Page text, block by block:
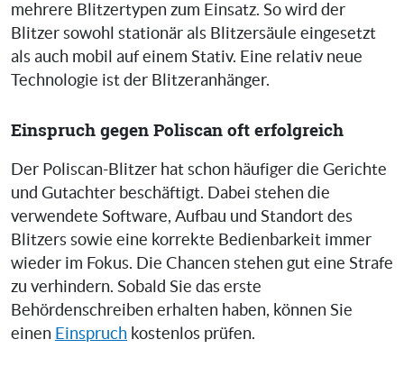
mehrere Blitzertypen zum Einsatz. So wird der
Blitzer sowohl stationär als Blitzersäule eingesetzt
als auch mobil auf einem Stativ. Eine relativ neue
Technologie ist der Blitzeranhänger.
Einspruch gegen Poliscan oft erfolgreich
Der Poliscan-Blitzer hat schon häufiger die Gerichte
und Gutachter beschäftigt. Dabei stehen die
verwendete Software, Aufbau und Standort des
Blitzers sowie eine korrekte Bedienbarkeit immer
wieder im Fokus. Die Chancen stehen gut eine Strafe
zu verhindern. Sobald Sie das erste
Behördenschreiben erhalten haben, können Sie
einen Einspruch kostenlos prüfen.